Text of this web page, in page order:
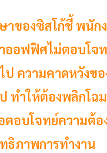
าของซิสโก้ชี้ พนัก
ออฟฟิศไม่ตอบโจ
ป ความคาดหวังข
ทำให้ต้องพลิกโ
ตอบโจทย์ความต้อ
ธิภาพการทำงาน